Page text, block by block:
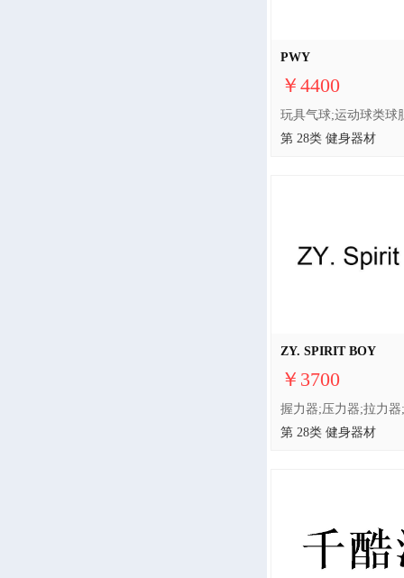
PWY
￥4400
第 28类 健身器材
ZY. SPIRIT BOY
￥3700
第 28类 健身器材